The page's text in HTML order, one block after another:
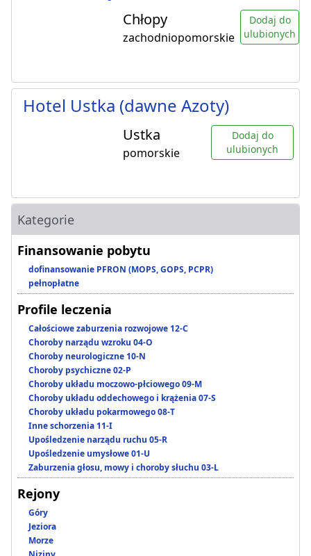
Chłopy
zachodniopomorskie
Dodaj do
ulubionych
Hotel Ustka (dawne Azoty)
Ustka
pomorskie
Dodaj do
ulubionych
Kategorie
Finansowanie pobytu
dofinansowanie PFRON (MOPS, GOPS, PCPR)
pełnopłatne
Profile leczenia
Całościowe zaburzenia rozwojowe 12-C
Choroby narządu wzroku 04-O
Choroby neurologiczne 10-N
Choroby psychiczne 02-P
Choroby układu moczowo-płciowego 09-M
Choroby układu oddechowego i krążenia 07-S
Choroby układu pokarmowego 08-T
Inne schorzenia 11-I
Upośledzenie narządu ruchu 05-R
Upośledzenie umysłowe 01-U
Zaburzenia głosu, mowy i choroby słuchu 03-L
Rejony
Góry
Jeziora
Morze